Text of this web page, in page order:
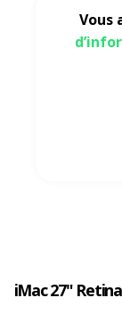
Vous
iMac 27"